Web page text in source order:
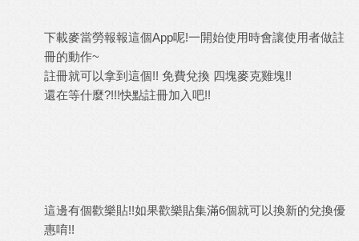
下載麥當勞報報這個App呢!一開始使用時會讓使用者做註
冊的動作~
註冊就可以拿到這個!! 免費兌換 四塊麥克雞塊!!
還在等什麼?!!!快點註冊加入吧!!
這邊有個歡樂貼!!如果歡樂貼集滿6個就可以換新的兌換優
惠唷!!